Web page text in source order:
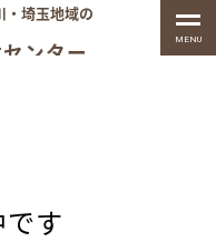
・埼玉地域の
ンター MENU
す